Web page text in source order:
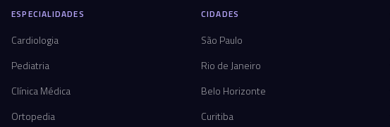
ESPECIALIDADES
Cardiologia
Pediatria
Clínica Médica
Ortopedia
CIDADES
São Paulo
Rio de Janeiro
Belo Horizonte
Curitiba